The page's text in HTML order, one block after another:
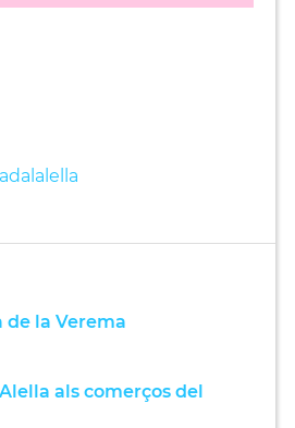
de la Verema
als comerços del